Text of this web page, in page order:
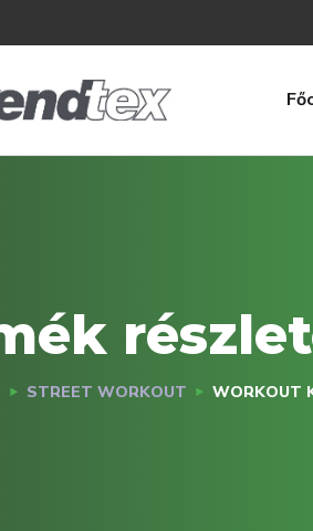
STREET WORKOUT WORKOUT